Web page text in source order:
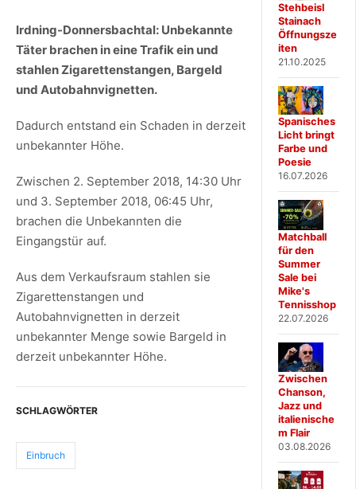
Irdning-Donnersbachtal: Unbekannte
Täter brachen in eine Trafik ein und
stahlen Zigarettenstangen, Bargeld
und Autobahnvignetten.
Dadurch entstand ein Schaden in derzeit
unbekannter Höhe.
Zwischen 2. September 2018, 14:30 Uhr
und 3. September 2018, 06:45 Uhr,
brachen die Unbekannten die
Eingangstür auf.
Aus dem Verkaufsraum stahlen sie
Zigarettenstangen und
Autobahnvignetten in derzeit
unbekannter Menge sowie Bargeld in
derzeit unbekannter Höhe.
SCHLAGWÖRTER
Einbruch
Stehbeisl
Stainach
Öffnungsze
iten
21.10.2025
Spanisches
Licht bringt
Farbe und
Poesie
16.07.2026
Matchball
für den
Summer
Sale bei
Mike's
Tennisshop
22.07.2026
Zwischen
Chanson,
Jazz und
italienische
m Flair
03.08.2026